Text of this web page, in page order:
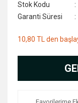
Stok Kodu
Garanti Süresi
10,80 TL den